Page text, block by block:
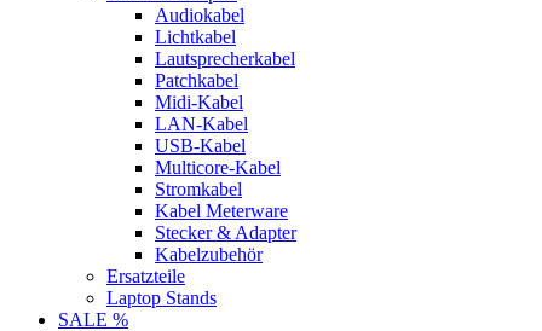
Audiokabel
Lichtkabel
Lautsprecherkabel
Patchkabel
Midi-Kabel
LAN-Kabel
USB-Kabel
Multicore-Kabel
Stromkabel
Kabel Meterware
Stecker & Adapter
Kabelzubehör
Ersatzteile
Laptop Stands
SALE %